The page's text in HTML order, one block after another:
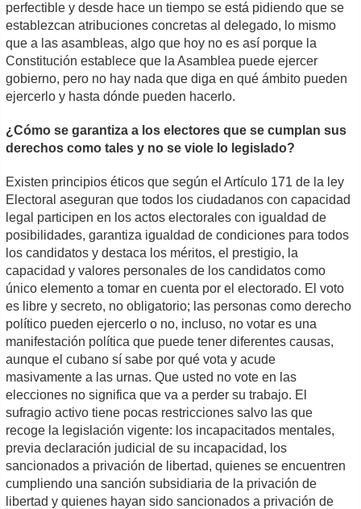
perfectible y desde hace un tiempo se está pidiendo que se
establezcan atribuciones concretas al delegado, lo mismo
que a las asambleas, algo que hoy no es así porque la
Constitución establece que la Asamblea puede ejercer
gobierno, pero no hay nada que diga en qué ámbito pueden
ejercerlo y hasta dónde pueden hacerlo.
¿Cómo se garantiza a los electores que se cumplan sus
derechos como tales y no se viole lo legislado?
Existen principios éticos que según el Artículo 171 de la ley
Electoral aseguran que todos los ciudadanos con capacidad
legal participen en los actos electorales con igualdad de
posibilidades, garantiza igualdad de condiciones para todos
los candidatos y destaca los méritos, el prestigio, la
capacidad y valores personales de los candidatos como
único elemento a tomar en cuenta por el electorado. El voto
es libre y secreto, no obligatorio; las personas como derecho
político pueden ejercerlo o no, incluso, no votar es una
manifestación política que puede tener diferentes causas,
aunque el cubano sí sabe por qué vota y acude
masivamente a las urnas. Que usted no vote en las
elecciones no significa que va a perder su trabajo. El
sufragio activo tiene pocas restricciones salvo las que
recoge la legislación vigente: los incapacitados mentales,
previa declaración judicial de su incapacidad, los
sancionados a privación de libertad, quienes se encuentren
cumpliendo una sanción subsidiaria de la privación de
libertad y quienes hayan sido sancionados a privación de